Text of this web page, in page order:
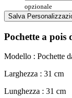
opzionale
Salva
Pochette a pois
Modello : Pochette
Larghezza : 31 cm
Lunghezza : 31 cm